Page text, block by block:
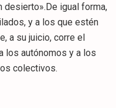
desierto».De igual forma,
y a los que estén
a su juicio, corre el
los autónomos y a los
colectivos.